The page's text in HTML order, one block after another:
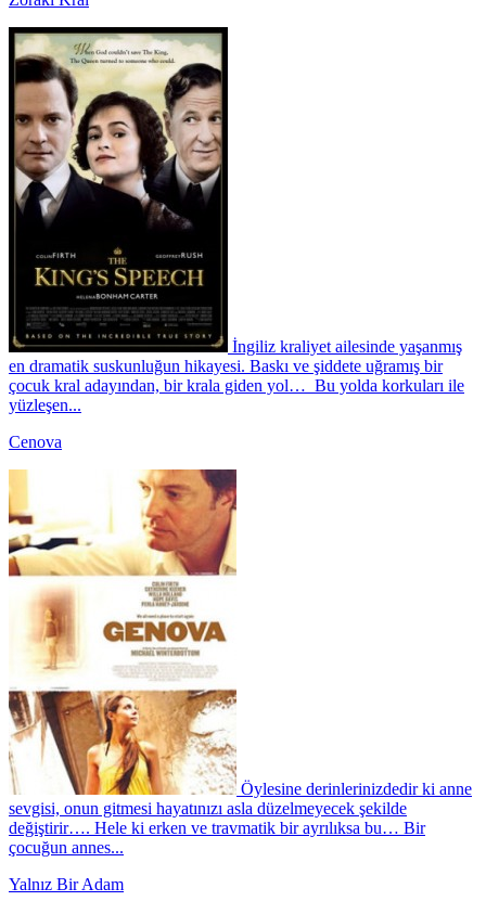
İngiliz kraliyet ailesinde yaşanmış
en dramatik suskunluğun hikayesi. Baskı ve şiddete uğramış bir
çocuk kral adayından, bir krala giden yol… Bu yolda korkuları ile
yüzleşen...
Cenova
Öylesine derinlerinizdedir ki anne
sevgisi, onun gitmesi hayatınızı asla düzelmeyecek şekilde
değiştirir…. Hele ki erken ve travmatik bir ayrılıksa bu… Bir
çocuğun annes...
Yalnız Bir Adam